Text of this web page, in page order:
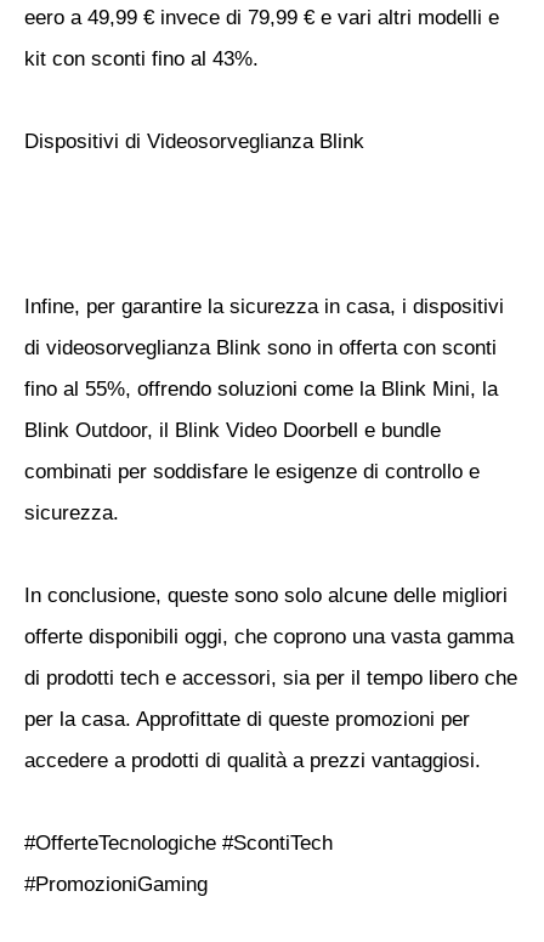
eero a 49,99 € invece di 79,99 € e vari altri modelli e
kit con sconti fino al 43%.
Dispositivi di Videosorveglianza Blink
Infine, per garantire la sicurezza in casa, i dispositivi
di videosorveglianza Blink sono in offerta con sconti
fino al 55%, offrendo soluzioni come la Blink Mini, la
Blink Outdoor, il Blink Video Doorbell e bundle
combinati per soddisfare le esigenze di controllo e
sicurezza.
In conclusione, queste sono solo alcune delle migliori
offerte disponibili oggi, che coprono una vasta gamma
di prodotti tech e accessori, sia per il tempo libero che
per la casa. Approfittate di queste promozioni per
accedere a prodotti di qualità a prezzi vantaggiosi.
#OfferteTecnologiche #ScontiTech
#PromozioniGaming